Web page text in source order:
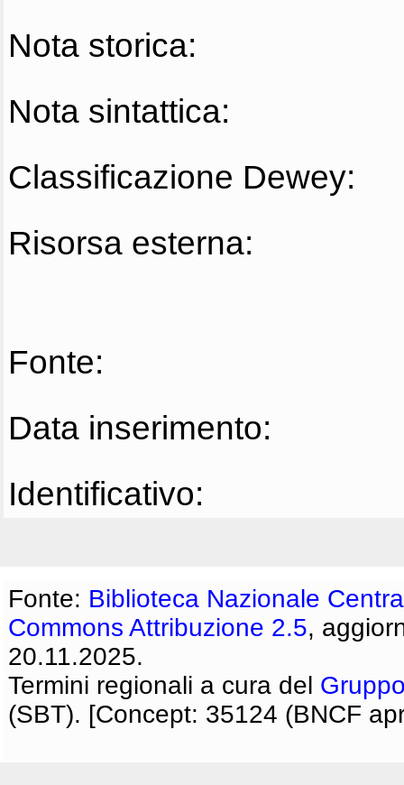
Nota storica:
Nota sintattica:
Classificazione Dewey:
Risorsa esterna:
Fonte:
Data inserimento:
Identificativo:
Fonte: Biblioteca Nazionale
Commons Attribuzione 2.5,
20.11.2025.
Termini regionali a cura del
(SBT). [Concept: 35124 (BNCF